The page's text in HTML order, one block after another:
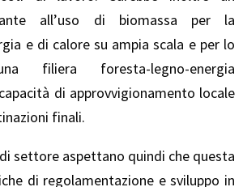
all’uso di biomassa per la
e di calore su ampia scala e per lo
filiera foresta-legno-energia
di approvvigionamento locale
finali.
settore aspettano quindi che questa
di regolamentazione e sviluppo in